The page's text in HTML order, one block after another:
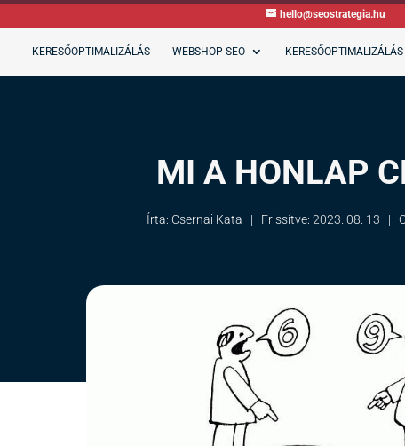
hello@seostrategia.hu
KERESŐOPTIMALIZÁLÁS WEBSHOP SEO
MI A HONLAP
Írta: Csernai Kata | Frissítve: 2023. 08. 13 |